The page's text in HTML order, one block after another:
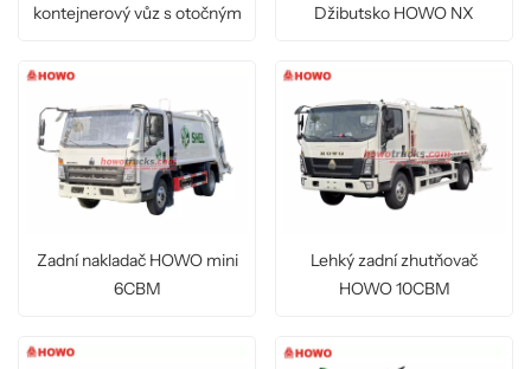
kontejnerový vůz s otočným
Džibutsko HOWO NX
Zadní nakladač HOWO mini
6CBM
Lehký zadní zhutňovač
HOWO 10CBM